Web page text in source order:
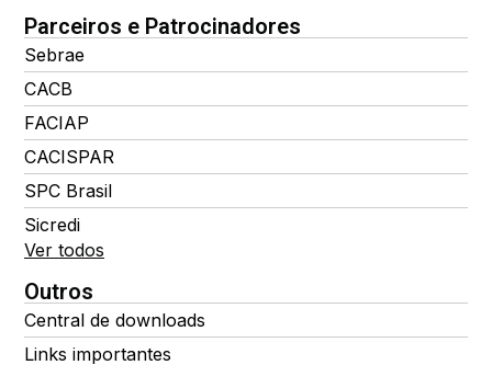
Parceiros e Patrocinadores
Sebrae
CACB
FACIAP
CACISPAR
SPC Brasil
Sicredi
Ver todos
Outros
Central de downloads
Links importantes